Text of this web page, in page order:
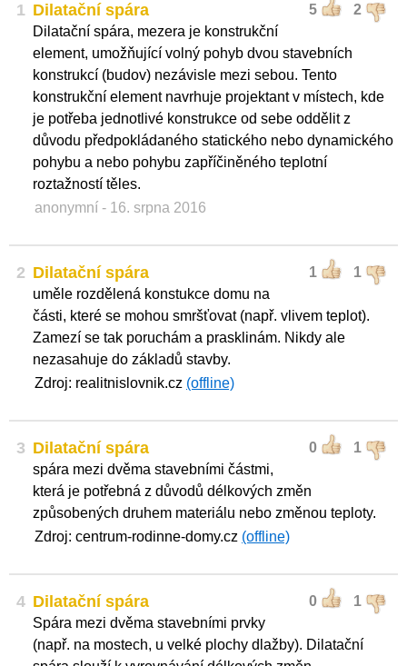
1 5 2
Dilatační spára
Dilatační spára, mezera je konstrukční
element, umožňující volný pohyb dvou stavebních
konstrukcí (budov) nezávisle mezi sebou. Tento
konstrukční element navrhuje projektant v místech, kde
je potřeba jednotlivé konstrukce od sebe oddělit z
důvodu předpokládaného statického nebo dynamického
pohybu a nebo pohybu zapříčiněného teplotní
roztažností těles.
anonymní - 16. srpna 2016
2 1 1
Dilatační spára
uměle rozdělená konstukce domu na
části, které se mohou smršťovat (např. vlivem teplot).
Zamezí se tak poruchám a prasklinám. Nikdy ale
nezasahuje do základů stavby.
Zdroj: realitnislovnik.cz (offline)
3 0 1
Dilatační spára
spára mezi dvěma stavebními částmi,
která je potřebná z důvodů délkových změn
způsobených druhem materiálu nebo změnou teploty.
Zdroj: centrum-rodinne-domy.cz (offline)
4 0 1
Dilatační spára
Spára mezi dvěma stavebními prvky
(např. na mostech, u velké plochy dlažby). Dilatační